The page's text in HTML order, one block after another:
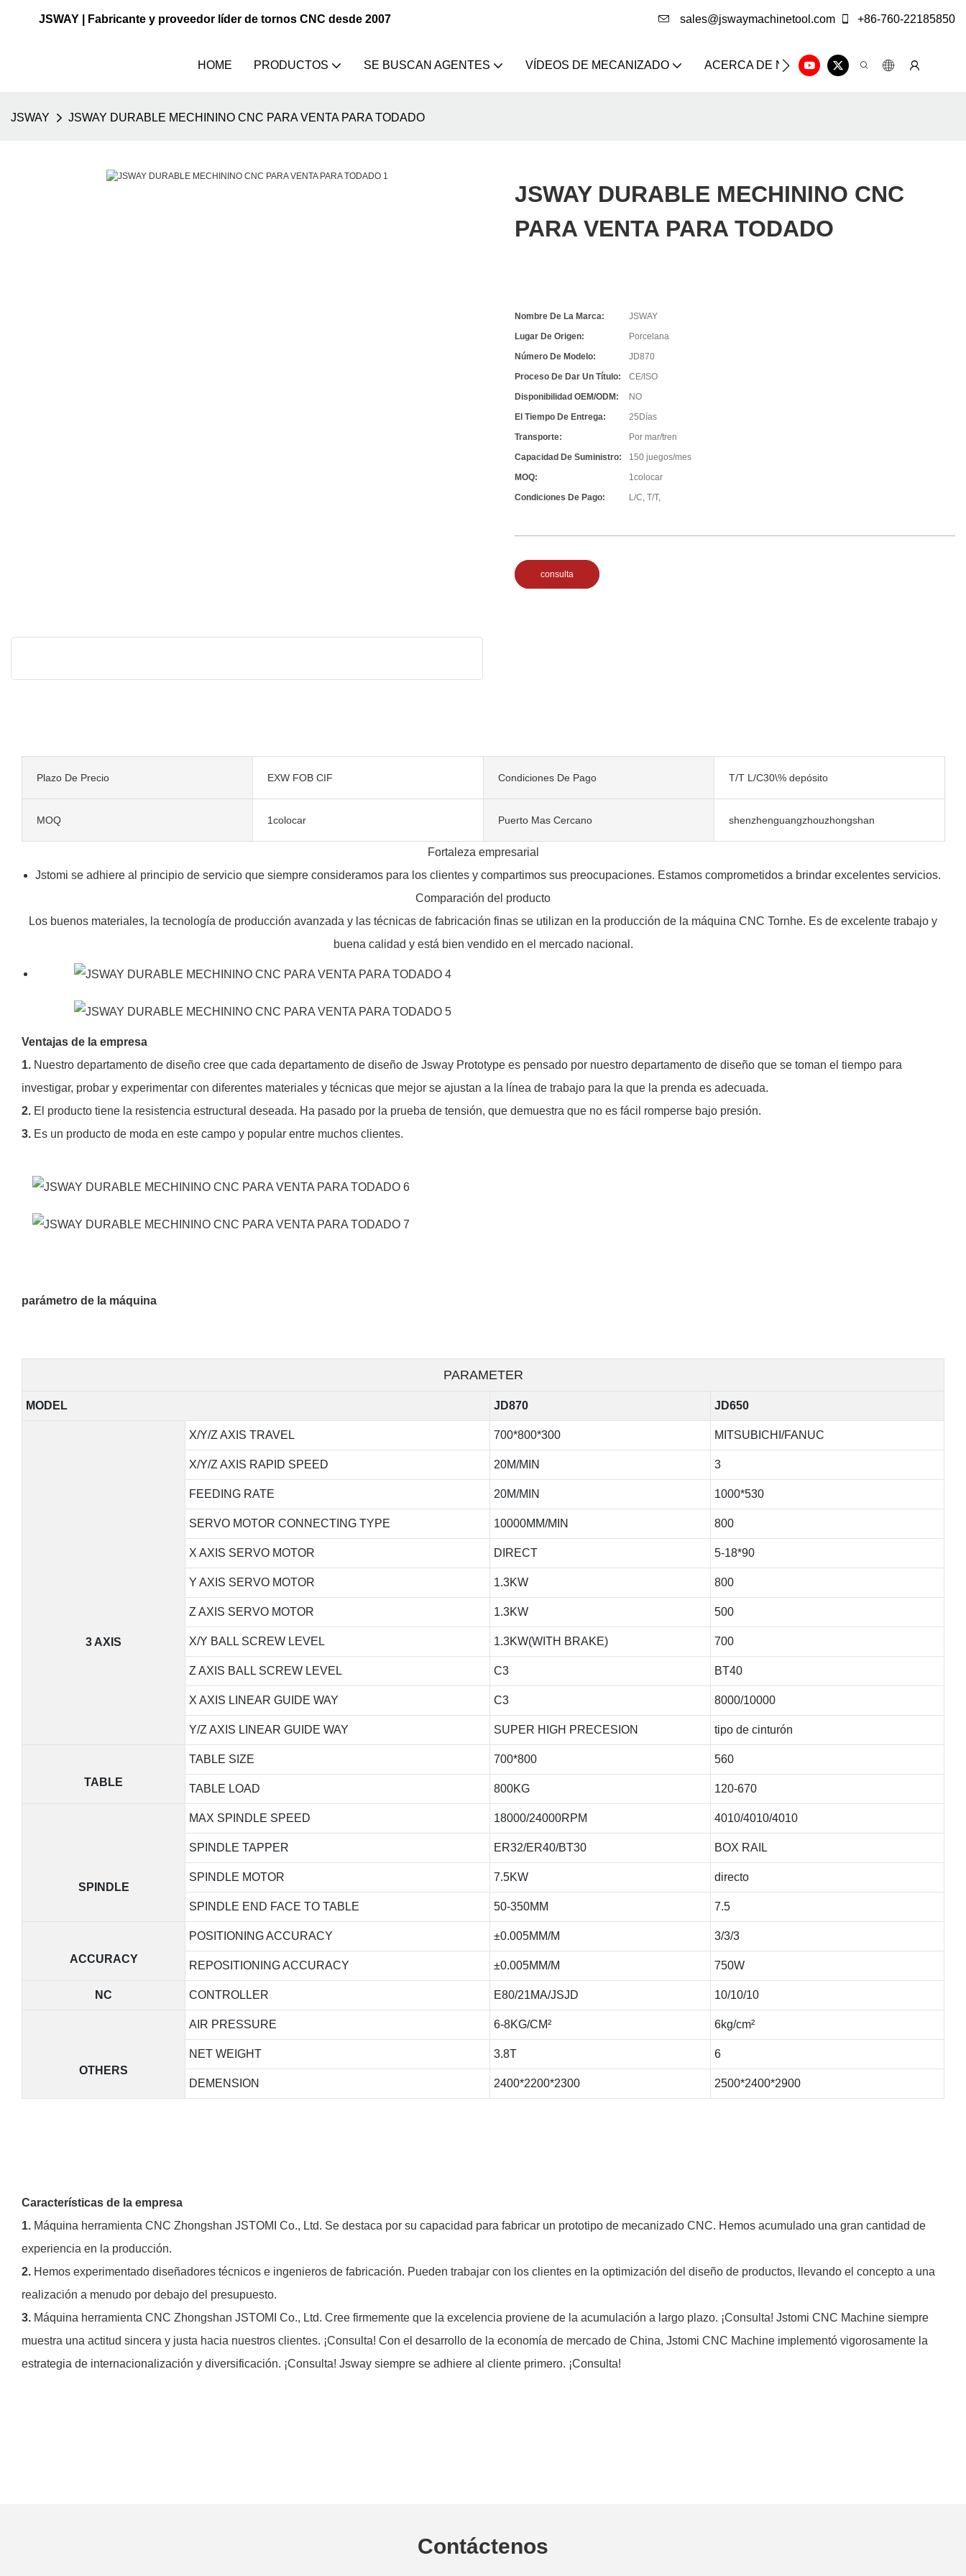
JSWAY | Fabricante y proveedor líder de tornos CNC desde 2007 sales@jswaymachinetool.com +86-760-22185850
HOME PRODUCTOS SE BUSCAN AGENTES VÍDEOS DE MECANIZADO ACERCA DE NOSOTROS SOLUCIÓN
JSWAY JSWAY DURABLE MECHININO CNC PARA VENTA PARA TODADO
JSWAY DURABLE MECHININO CNC
PARA VENTA PARA TODADO
Nombre De La Marca:
JSWAY
Lugar De Origen:
Porcelana
Número De Modelo:
JD870
Proceso De Dar Un Título:
CE/ISO
Disponibilidad OEM/ODM:
NO
El Tiempo De Entrega:
25Días
Transporte:
Por mar/tren
Capacidad De Suministro:
150 juegos/mes
MOQ:
1colocar
Condiciones De Pago:
L/C, T/T,
consulta
Plazo De Precio EXW FOB CIF Condiciones De Pago T/T L/C30\% depósito
MOQ 1colocar Puerto Mas Cercano shenzhenguangzhouzhongshan
Fortaleza empresarial
Jstomi se adhiere al principio de servicio que siempre consideramos para los clientes y compartimos sus preocupaciones. Estamos comprometidos a brindar excelentes servicios.
Comparación del producto
Los buenos materiales, la tecnología de producción avanzada y las técnicas de fabricación finas se utilizan en la producción de la máquina CNC Tornhe. Es de excelente trabajo y
buena calidad y está bien vendido en el mercado nacional.
Ventajas de la empresa
1. Nuestro departamento de diseño cree que cada departamento de diseño de Jsway Prototype es pensado por nuestro departamento de diseño que se toman el tiempo para
investigar, probar y experimentar con diferentes materiales y técnicas que mejor se ajustan a la línea de trabajo para la que la prenda es adecuada.
2. El producto tiene la resistencia estructural deseada. Ha pasado por la prueba de tensión, que demuestra que no es fácil romperse bajo presión.
3. Es un producto de moda en este campo y popular entre muchos clientes.
parámetro de la máquina
PARAMETER
MODEL JD870 JD650
3 AXIS
X/Y/Z AXIS TRAVEL 700*800*300 MITSUBICHI/FANUC
X/Y/Z AXIS RAPID SPEED 20M/MIN 3
FEEDING RATE 20M/MIN 1000*530
SERVO MOTOR CONNECTING TYPE 10000MM/MIN 800
X AXIS SERVO MOTOR DIRECT 5-18*90
Y AXIS SERVO MOTOR 1.3KW 800
Z AXIS SERVO MOTOR 1.3KW 500
X/Y BALL SCREW LEVEL 1.3KW(WITH BRAKE) 700
Z AXIS BALL SCREW LEVEL C3 BT40
X AXIS LINEAR GUIDE WAY C3 8000/10000
Y/Z AXIS LINEAR GUIDE WAY SUPER HIGH PRECESION tipo de cinturón
TABLE
TABLE SIZE 700*800 560
TABLE LOAD 800KG 120-670
SPINDLE
MAX SPINDLE SPEED 18000/24000RPM 4010/4010/4010
SPINDLE TAPPER ER32/ER40/BT30 BOX RAIL
SPINDLE MOTOR 7.5KW directo
SPINDLE END FACE TO TABLE 50-350MM 7.5
ACCURACY
POSITIONING ACCURACY ±0.005MM/M 3/3/3
REPOSITIONING ACCURACY ±0.005MM/M 750W
NC CONTROLLER E80/21MA/JSJD 10/10/10
OTHERS
AIR PRESSURE 6-8KG/CM² 6kg/cm²
NET WEIGHT 3.8T 6
DEMENSION 2400*2200*2300 2500*2400*2900
Características de la empresa
1. Máquina herramienta CNC Zhongshan JSTOMI Co., Ltd. Se destaca por su capacidad para fabricar un prototipo de mecanizado CNC. Hemos acumulado una gran cantidad de
experiencia en la producción.
2. Hemos experimentado diseñadores técnicos e ingenieros de fabricación. Pueden trabajar con los clientes en la optimización del diseño de productos, llevando el concepto a una
realización a menudo por debajo del presupuesto.
3. Máquina herramienta CNC Zhongshan JSTOMI Co., Ltd. Cree firmemente que la excelencia proviene de la acumulación a largo plazo. ¡Consulta! Jstomi CNC Machine siempre
muestra una actitud sincera y justa hacia nuestros clientes. ¡Consulta! Con el desarrollo de la economía de mercado de China, Jstomi CNC Machine implementó vigorosamente la
estrategia de internacionalización y diversificación. ¡Consulta! Jsway siempre se adhiere al cliente primero. ¡Consulta!
Contáctenos